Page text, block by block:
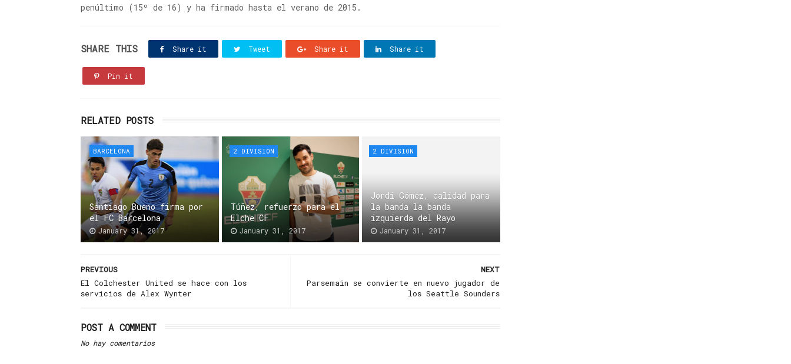
penúltimo (15º de 16) y ha firmado hasta el verano de 2015.
SHARE THIS Share it Tweet Share it Share it
Pin it
RELATED POSTS
BARCELONA
Santiago Bueno firma por
el FC Barcelona
January 31, 2017
2 DIVISION
Túñez, refuerzo para el
Elche CF
January 31, 2017
2 DIVISION
Jordi Gómez, calidad para
la banda la banda
izquierda del Rayo
January 31, 2017
NEXT
Parsemain se convierte en nuevo jugador de
los Seattle Sounders
PREVIOUS
El Colchester United se hace con los
servicios de Alex Wynter
POST A COMMENT
No hay comentarios